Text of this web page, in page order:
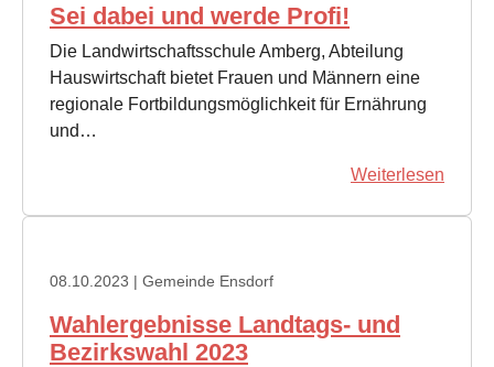
Sei dabei und werde Profi!
Die Landwirtschaftsschule Amberg, Abteilung
Hauswirtschaft bietet Frauen und Männern eine
regionale Fortbildungsmöglichkeit für Ernährung
und…
Weiterlesen
08.10.2023 | Gemeinde Ensdorf
Wahlergebnisse Landtags- und
Bezirkswahl 2023